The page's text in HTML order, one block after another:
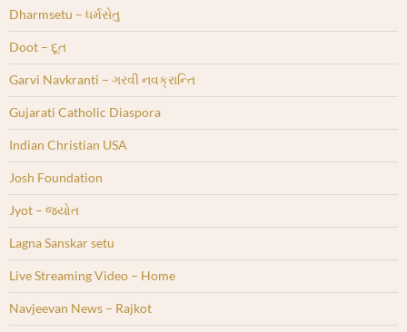
Dharmsetu – ધર્મસેતુ
Doot – દૂત
Garvi Navkranti – ગરવી નવક્રાન્તિ
Gujarati Catholic Diaspora
Indian Christian USA
Josh Foundation
Jyot – જ્યોત
Lagna Sanskar setu
Live Streaming Video – Home
Navjeevan News – Rajkot